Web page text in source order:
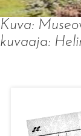
Kuva:
kuvaaja: